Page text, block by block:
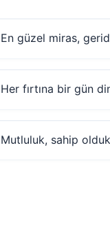
En güzel miras,
Her fırtına bir gün
Mutluluk, sahip